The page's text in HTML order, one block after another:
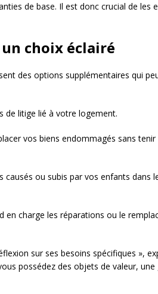
de base. Il est donc crucial de les
choix éclairé
des options supplémentaires qui
de litige lié à votre logement.
vos biens endommagés sans
causés ou subis par vos enfants dans
en charge les réparations ou le
sur ses besoins spécifiques »,
possédez des objets de valeur, une